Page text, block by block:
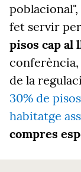
fet servir
pisos cap al
de la
30% de
habitatge
compres